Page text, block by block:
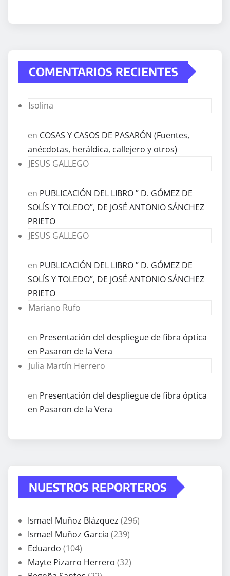
COMENTARIOS RECIENTES
Isolina
en COSAS Y CASOS DE PASARÓN (Fuentes,
anécdotas, heráldica, callejero y otros)
JESUS GALLEGO
en PUBLICACIÓN DEL LIBRO ” D. GÓMEZ DE
SOLÍS Y TOLEDO”, DE JOSÉ ANTONIO SÁNCHEZ
PRIETO
JESUS GALLEGO
en PUBLICACIÓN DEL LIBRO ” D. GÓMEZ DE
SOLÍS Y TOLEDO”, DE JOSÉ ANTONIO SÁNCHEZ
PRIETO
Mariano Rufo
en Presentación del despliegue de fibra óptica
en Pasaron de la Vera
Julia Martín Herrero
en Presentación del despliegue de fibra óptica
en Pasaron de la Vera
NUESTROS REPORTEROS
Ismael Muñoz Blázquez (296)
Ismael Muñoz Garcia (239)
Eduardo (104)
Mayte Pizarro Herrero (32)